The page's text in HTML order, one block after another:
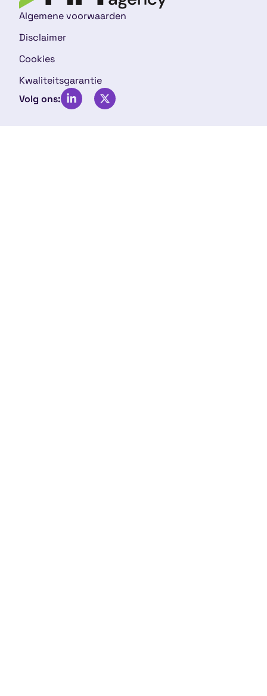
Algemene voorwaarden
Disclaimer
Cookies
Kwaliteitsgarantie
Volg ons: